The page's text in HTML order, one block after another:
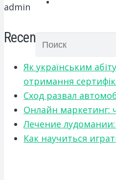
admin
Recent Posts
Як українським
отримання
Сход развал
Онлайн маркетинг:
Лечение
Как научиться